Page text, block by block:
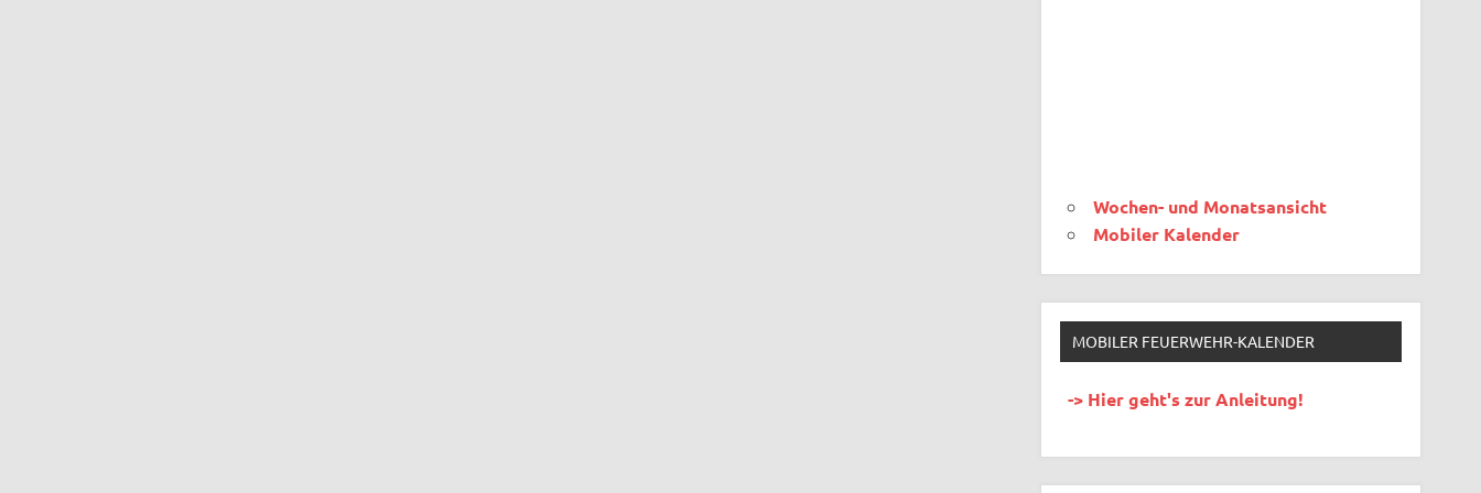
Wochen- und Monatsansicht
Mobiler Kalender
MOBILER FEUERWEHR-KALENDER
-> Hier geht's zur Anleitung!